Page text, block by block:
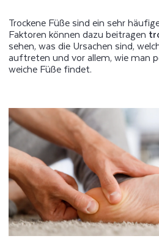
Trockene Füße sind ein sehr
Faktoren können dazu beitragen
sehen, was die Ursachen sind,
auftreten und vor allem, wie man
weiche Füße findet.